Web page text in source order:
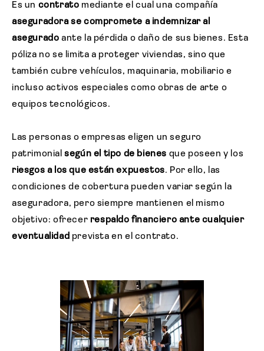
Es un contrato mediante el cual una compañía
aseguradora se compromete a indemnizar al
asegurado ante la pérdida o daño de sus bienes. Esta
póliza no se limita a proteger viviendas, sino que
también cubre vehículos, maquinaria, mobiliario e
incluso activos especiales como obras de arte o
equipos tecnológicos.
Las personas o empresas eligen un seguro
patrimonialsegún el tipo de bienes que poseen y los
riesgos a los que están expuestos. Por ello, las
condiciones de cobertura pueden variar según la
aseguradora, pero siempre mantienen el mismo
objetivo: ofrecer respaldo financiero ante cualquier
eventualidad prevista en el contrato.